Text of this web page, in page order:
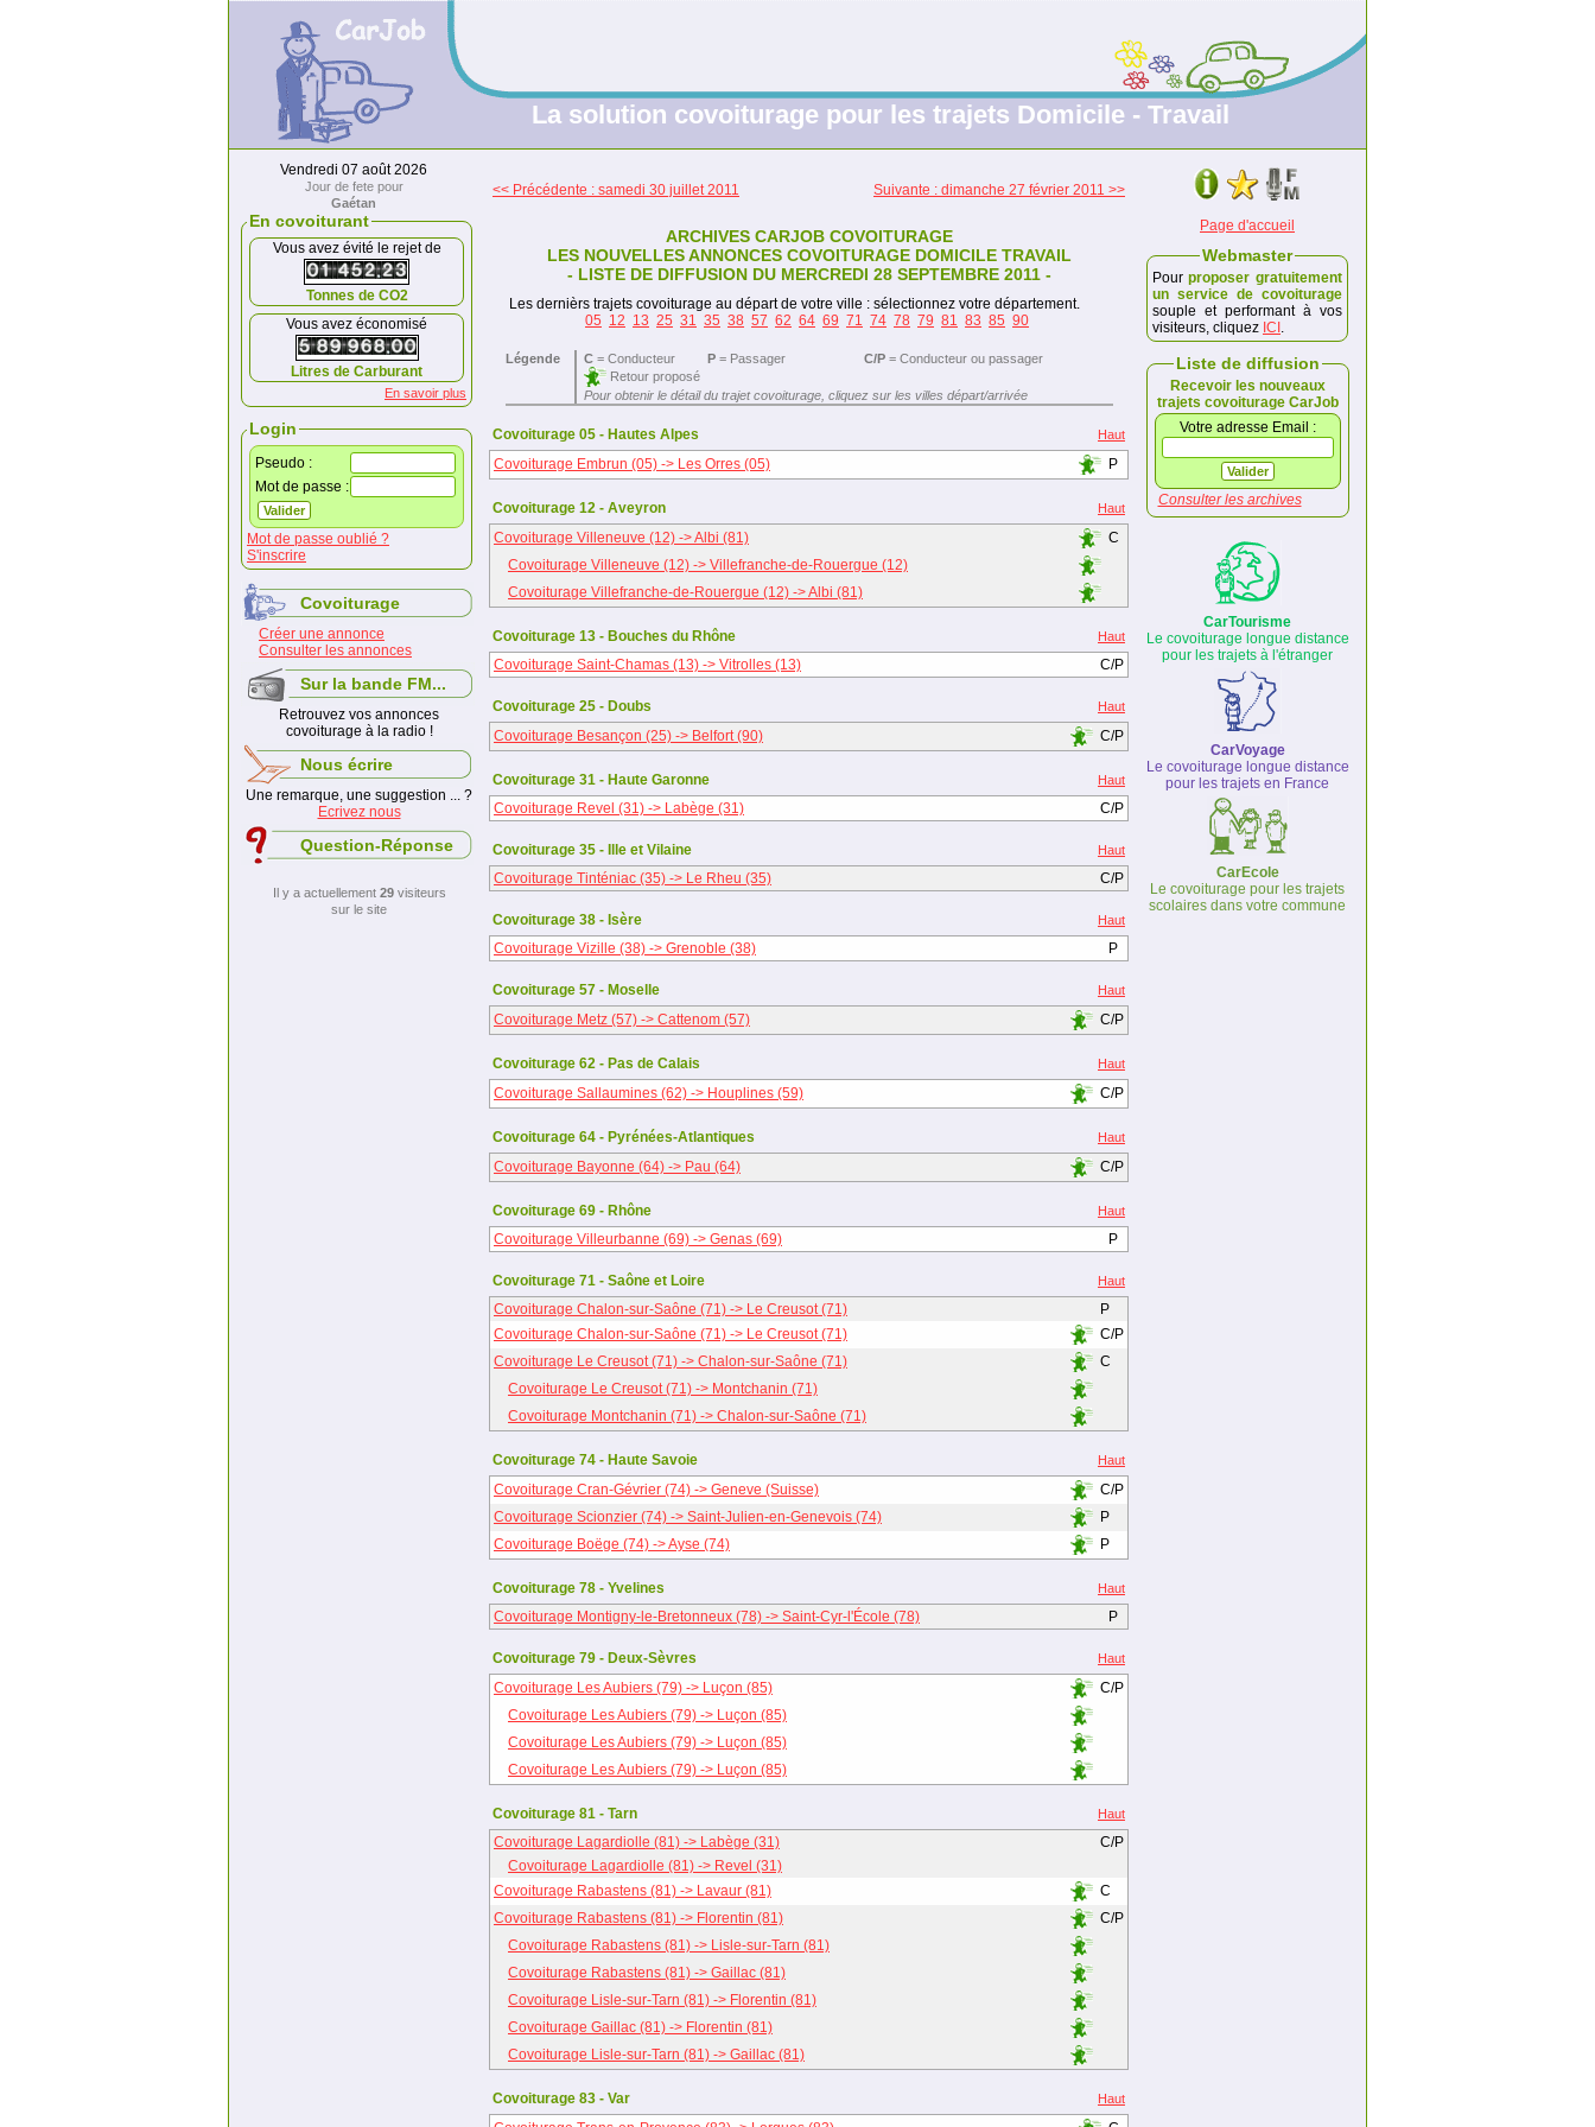
La solution covoiturage pour les trajets Domicile - Travail
Vendredi 07 août 2026
Jour de fete pour
Gaétan
En covoiturant
Vous avez évité le rejet de
Tonnes de CO2
Vous avez économisé
Litres de Carburant
En savoir plus
Login
Pseudo :
Mot de passe :
Mot de passe oublié ?
S'inscrire
Covoiturage
Créer une annonce
Consulter les annonces
Sur la bande FM...
Retrouvez vos annonces
covoiturage à la radio !
Nous écrire
Une remarque, une suggestion ... ?
Ecrivez nous
Question-Réponse
Il y a actuellement 29visiteurs
sur le site
<< Précédente : samedi 30 juillet 2011 Suivante : dimanche 27 février 2011 >>
ARCHIVES CARJOB COVOITURAGE
LES NOUVELLES ANNONCES COVOITURAGE DOMICILE TRAVAIL
- LISTE DE DIFFUSION DU MERCREDI 28 SEPTEMBRE 2011 -
Les dernièrs trajets covoiturage au départ de votre ville : sélectionnez votre département.
05 12 13 25 31 35 38 57 62 64 69 71 74 78 79 81 83 85 90
Légende C= Conducteur P= Passager C/P= Conducteur ou passager
Retour proposé
Pour obtenir le détail du trajet covoiturage, cliquez sur les villes départ/arrivée
Covoiturage 05 - Hautes Alpes Haut
Covoiturage Embrun (05) -> Les Orres (05) P
Covoiturage 12 - Aveyron Haut
Covoiturage Villeneuve (12) -> Albi (81)
C
Covoiturage Villeneuve (12) -> Villefranche-de-Rouergue (12)
Covoiturage Villefranche-de-Rouergue (12) -> Albi (81)
Covoiturage 13 - Bouches du Rhône Haut
Covoiturage Saint-Chamas (13) -> Vitrolles (13) C/P
Covoiturage 25 - Doubs Haut
Covoiturage Besançon (25) -> Belfort (90) C/P
Covoiturage 31 - Haute Garonne Haut
Covoiturage Revel (31) -> Labège (31) C/P
Covoiturage 35 - Ille et Vilaine Haut
Covoiturage Tinténiac (35) -> Le Rheu (35) C/P
Covoiturage 38 - Isère Haut
Covoiturage Vizille (38) -> Grenoble (38) P
Covoiturage 57 - Moselle Haut
Covoiturage Metz (57) -> Cattenom (57) C/P
Covoiturage 62 - Pas de Calais Haut
Covoiturage Sallaumines (62) -> Houplines (59) C/P
Covoiturage 64 - Pyrénées-Atlantiques Haut
Covoiturage Bayonne (64) -> Pau (64) C/P
Covoiturage 69 - Rhône Haut
Covoiturage Villeurbanne (69) -> Genas (69) P
Covoiturage 71 - Saône et Loire Haut
Covoiturage Chalon-sur-Saône (71) -> Le Creusot (71)
P
Covoiturage Chalon-sur-Saône (71) -> Le Creusot (71)
C/P
Covoiturage Le Creusot (71) -> Chalon-sur-Saône (71)
C
Covoiturage Le Creusot (71) -> Montchanin (71)
Covoiturage Montchanin (71) -> Chalon-sur-Saône (71)
Covoiturage 74 - Haute Savoie Haut
Covoiturage Cran-Gévrier (74) -> Geneve (Suisse)
C/P
Covoiturage Scionzier (74) -> Saint-Julien-en-Genevois (74)
P
Covoiturage Boëge (74) -> Ayse (74)
P
Covoiturage 78 - Yvelines Haut
Covoiturage Montigny-le-Bretonneux (78) -> Saint-Cyr-l'École (78) P
Covoiturage 79 - Deux-Sèvres Haut
Covoiturage Les Aubiers (79) -> Luçon (85)
C/P
Covoiturage Les Aubiers (79) -> Luçon (85)
Covoiturage Les Aubiers (79) -> Luçon (85)
Covoiturage Les Aubiers (79) -> Luçon (85)
Covoiturage 81 - Tarn Haut
Covoiturage Lagardiolle (81) -> Labège (31)
C/P
Covoiturage Lagardiolle (81) -> Revel (31)
Covoiturage Rabastens (81) -> Lavaur (81)
C
Covoiturage Rabastens (81) -> Florentin (81)
C/P
Covoiturage Rabastens (81) -> Lisle-sur-Tarn (81)
Covoiturage Rabastens (81) -> Gaillac (81)
Covoiturage Lisle-sur-Tarn (81) -> Florentin (81)
Covoiturage Gaillac (81) -> Florentin (81)
Covoiturage Lisle-sur-Tarn (81) -> Gaillac (81)
Covoiturage 83 - Var Haut
Page d'accueil
Webmaster
Pour proposer gratuitement
un service de covoiturage
souple et performant à vos
visiteurs, cliquez ICI .
Liste de diffusion
Recevoir les nouveaux
trajets covoiturage CarJob
Votre adresse Email :
Consulter les archives
CarTourisme
Le covoiturage longue distance
pour les trajets à l'étranger
CarVoyage
Le covoiturage longue distance
pour les trajets en France
CarEcole
Le covoiturage pour les trajets
scolaires dans votre commune